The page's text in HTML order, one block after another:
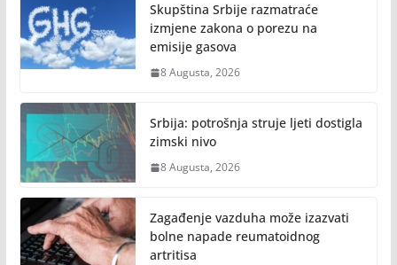
Skupština Srbije razmatraće
izmjene zakona o porezu na
emisije gasova
8 Augusta, 2026
Srbija: potrošnja struje ljeti dostigla
zimski nivo
8 Augusta, 2026
Zagađenje vazduha može izazvati
bolne napade reumatoidnog
artritisa